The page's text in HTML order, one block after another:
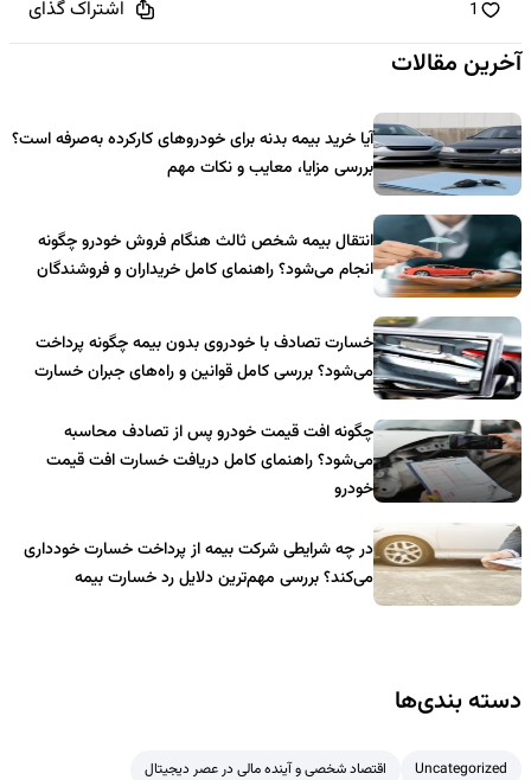
1 اشتراک گذای
آخرین مقالات
آیا خرید بیمه بدنه برای خودروهای کارکرده به‌صرفه است؟
بررسی مزایا، معایب و نکات مهم
انتقال بیمه شخص ثالث هنگام فروش خودرو چگونه
انجام می‌شود؟ راهنمای کامل خریداران و فروشندگان
خسارت تصادف با خودروی بدون بیمه چگونه پرداخت
می‌شود؟ بررسی کامل قوانین و راه‌های جبران خسارت
چگونه افت قیمت خودرو پس از تصادف محاسبه
می‌شود؟ راهنمای کامل دریافت خسارت افت قیمت
خودرو
در چه شرایطی شرکت بیمه از پرداخت خسارت خودداری
می‌کند؟ بررسی مهم‌ترین دلایل رد خسارت بیمه
دسته بندی‌ها
Uncategorized
اقتصاد شخصی و آینده مالی در عصر دیجیتال